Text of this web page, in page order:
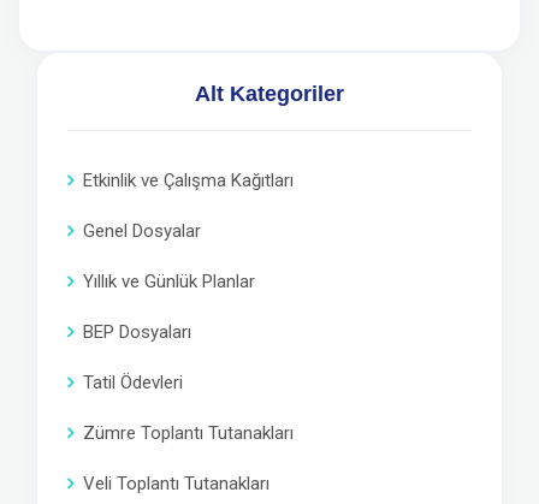
Alt Kategoriler
Etkinlik ve Çalışma Kağıtları
Genel Dosyalar
Yıllık ve Günlük Planlar
BEP Dosyaları
Tatil Ödevleri
Zümre Toplantı Tutanakları
Veli Toplantı Tutanakları